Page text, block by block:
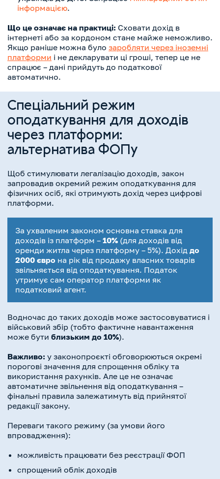
інформацією.
Що це означає на практиці: Сховати дохід в
інтернеті або за кордоном стане майже неможливо.
Якщо раніше можна було заробляти через іноземні
платформи і не декларувати ці гроші, тепер це не
спрацює – дані прийдуть до податкової
автоматично.
Спеціальний режим
оподаткування для доходів
через платформи:
альтернатива ФОПу
Щоб стимулювати легалізацію доходів, закон
запровадив окремий режим оподаткування для
фізичних осіб, які отримують дохід через цифрові
платформи.
За ухваленим законом основна ставка для
доходів із платформ – 10% (для доходів від
оренди житла через платформу – 5%). Дохід до
2000 євро на рік від продажу власних товарів
звільняється від оподаткування. Податок
утримує сам оператор платформи як
податковий агент.
Водночас до таких доходів може застосовуватися і
військовий збір (тобто фактичне навантаження
може бути близьким до 10%).
Важливо: у законопроєкті обговорюються окремі
порогові значення для спрощення обліку та
використання рахунків. Але це не означає
автоматичне звільнення від оподаткування –
фінальні правила залежатимуть від прийнятої
редакції закону.
Переваги такого режиму (за умови його
впровадження):
можливість працювати без реєстрації ФОП
спрощений облік доходів